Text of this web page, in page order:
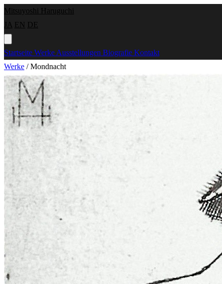
Mitsuyoshi Haruguchi
JA EN DE
Startseite Werke Ausstellungen Biografie Kontakt
Werke / Mondnacht